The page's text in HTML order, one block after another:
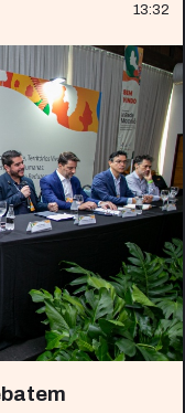
13:32